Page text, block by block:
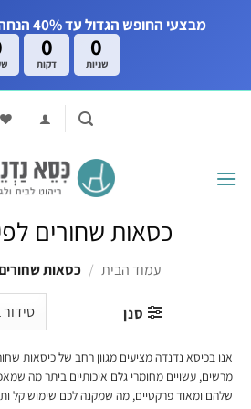
מבצעי החופש הגדול עד 40% הנחה + משלוח חינם!
0
דקות
0
שניות
כסאות שחורים
עמוד הבית / כסאות
סנן
אנו בכיסא נדנדה מציעים מגוון רחב של כיסאות
מרשים, עשויים מחומרי גלם איכותיים ביתר מה
שלהם ומאוד פרקטיים, מה שמקנה לכם שימוש קל